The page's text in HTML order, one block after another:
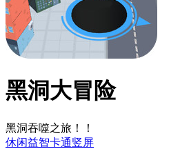
黑洞大冒险
黑洞吞噬之旅！！
休闲益智卡通竖屏